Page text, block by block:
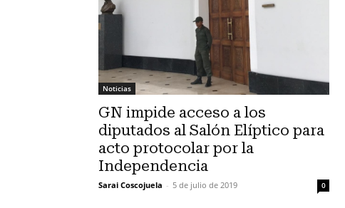
Noticias
GN impide acceso a los
diputados al Salón Elíptico para
acto protocolar por la
Independencia
Sarai Coscojuela - 5 de julio de 2019 0